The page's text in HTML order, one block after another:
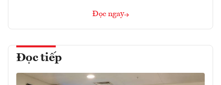
Đọc ngay
Đọc tiếp